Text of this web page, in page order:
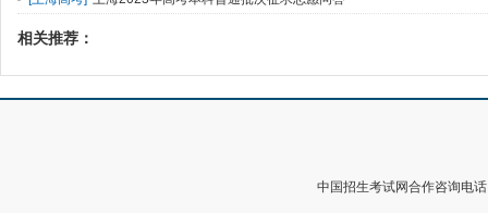
相关推荐：
中国招生考试网合作咨询电